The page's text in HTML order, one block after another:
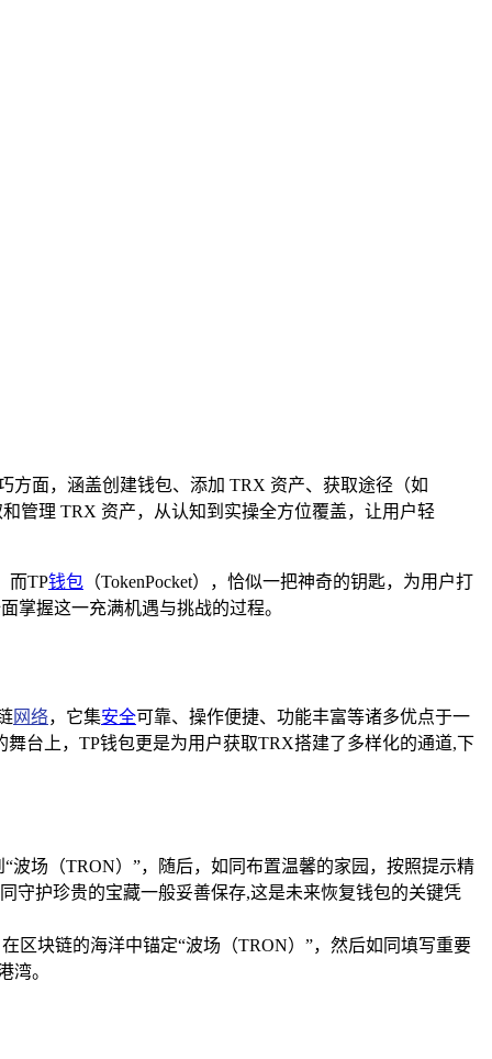
方面，涵盖创建钱包、添加 TRX 资产、获取途径（如
管理 TRX 资产，从认知到实操全方位覆盖，让用户轻
而TP钱包 （TokenPocket），恰似一把神奇的钥匙，为用户打
掌握这一充满机遇与挑战的过程。
网络，它集安全可靠、操作便捷、功能丰富等诸多优点于一
台上，TP钱包更是为用户获取TRX搭建了多样化的通道,下
波场（TRON）”，随后，如同布置温馨的家园，按照提示精
护珍贵的宝藏一般妥善保存,这是未来恢复钱包的关键凭
区块链的海洋中锚定“波场（TRON）”，然后如同填写重要
湾。